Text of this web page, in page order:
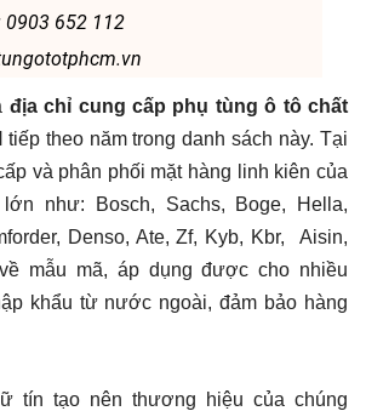
0903 652 112
địa chỉ cung cấp phụ tùng ô tô chất
tiếp theo năm trong danh sách này. Tại
và phân phối mặt hàng linh kiên của
như: Bosch, Sachs, Boge, Hella,
Denso, Ate, Zf, Kyb, Kbr, Aisin,
mẫu mã, áp dụng được cho nhiều
khẩu từ nước ngoài, đảm bảo hàng
tín tạo nên thương hiệu của chúng